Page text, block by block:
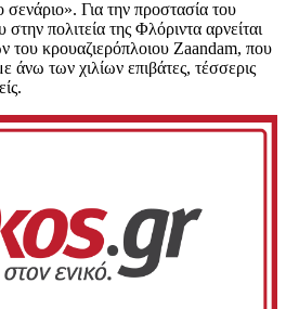
Για την προστασία του
πολιτεία της Φλόριντα αρνείται
του κρουαζιερόπλοιου Zaandam, που
άνω των χιλίων επιβάτες, τέσσερις